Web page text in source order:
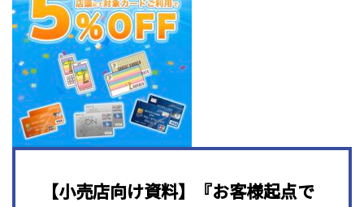
【小売店向け資料】『お客様起点で